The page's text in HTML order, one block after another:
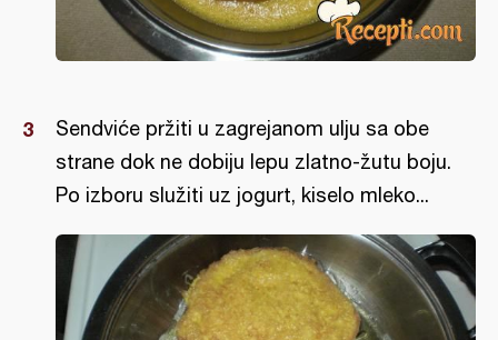
Sendviće pržiti u zagrejanom ulju sa obe
strane dok ne dobiju lepu zlatno-žutu boju.
Po izboru služiti uz jogurt, kiselo mleko...